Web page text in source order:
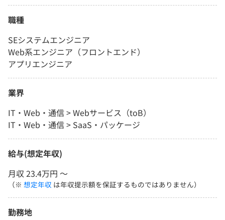
職種
SEシステムエンジニア
Web系エンジニア（フロントエンド）
アプリエンジニア
業界
IT・Web・通信 > Webサービス（toB）
IT・Web・通信 > SaaS・パッケージ
給与(想定年収)
月収 23.4万円 〜
（※ 想定年収 は年収提示額を保証するものではありません）
勤務地